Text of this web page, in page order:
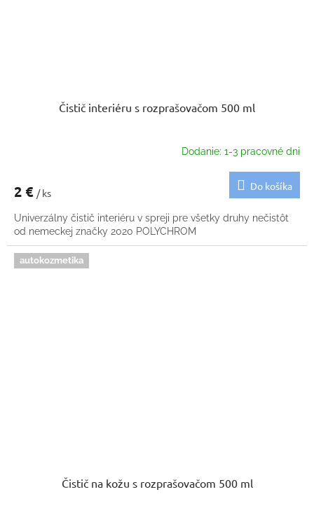
Čistič interiéru s rozprašovačom 500 ml
Dodanie: 1-3 pracovné dni
2 € / ks
Do košíka
Univerzálny čistič interiéru v spreji pre všetky druhy nečistôt
od nemeckej značky 2020 POLYCHROM
autokozmetika
Čistič na kožu s rozprašovačom 500 ml